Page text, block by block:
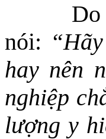
Do
nói: “
hay nên
nghiệp
lượng y